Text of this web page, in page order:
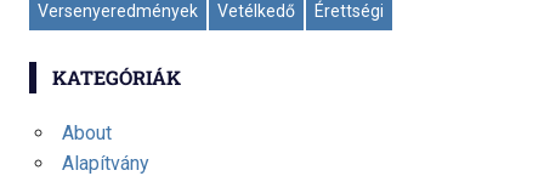
Versenyeredmények
Vetélkedő Érettségi
KATEGÓRIÁK
About
Alapítvány